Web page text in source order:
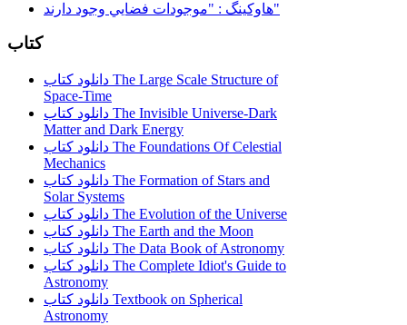
هاوكينگ : "موجودات فضايي وجود دارند"
کتاب
دانلود کتاب The Large Scale Structure of
Space-Time
دانلود کتاب The Invisible Universe-Dark
Matter and Dark Energy
دانلود کتاب The Foundations Of Celestial
Mechanics
دانلود کتاب The Formation of Stars and
Solar Systems
دانلود کتاب The Evolution of the Universe
دانلود کتاب The Earth and the Moon
دانلود کتاب The Data Book of Astronomy
دانلود کتاب The Complete Idiot's Guide to
Astronomy
دانلود کتاب Textbook on Spherical
Astronomy